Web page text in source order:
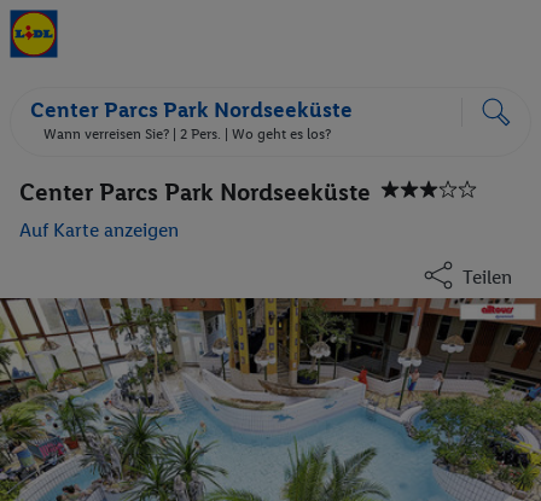
Center Parcs Park Nordseeküste
Wann verreisen Sie? | 2 Pers. | Wo geht es los?
Center Parcs Park Nordseeküste
Auf Karte anzeigen
Teilen